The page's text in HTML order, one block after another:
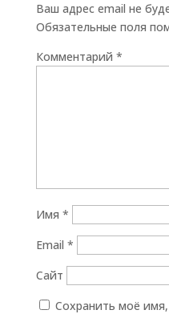
Ваш адрес email не
Обязательные поля
Комментарий *
Имя *
Email *
Сайт
Сохранить моё